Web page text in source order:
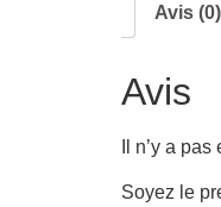
Avis (0)
Avis
Il n’y a
Soyez le